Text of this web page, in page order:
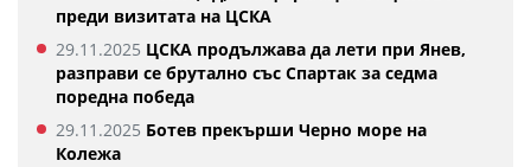
преди визитата на ЦСКА
29.11.2025 ЦСКА продължава да лети при Янев,
разправи се брутално със Спартак за седма
поредна победа
29.11.2025 Ботев прекърши Черно море на
Колежа